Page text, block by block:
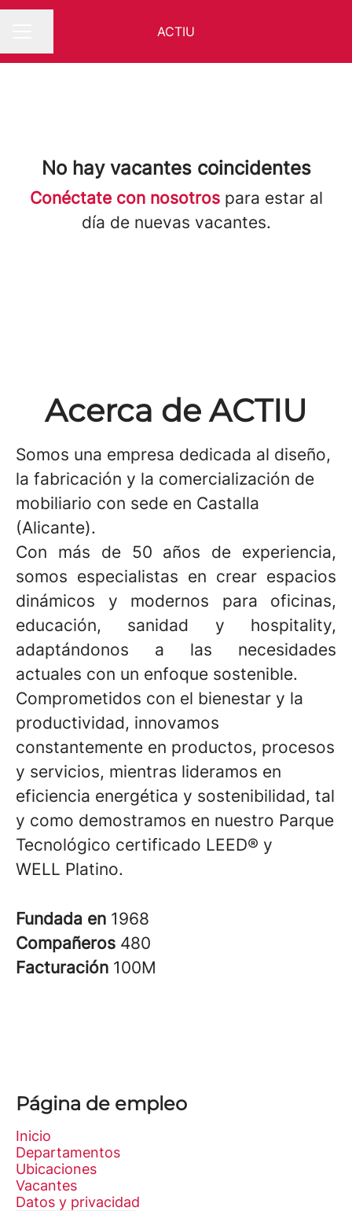
ACTIU
No hay vacantes coincidentes
Conéctate con nosotrospara estar al
día de nuevas vacantes.
Acerca de ACTIU
Somos una empresa dedicada al diseño,
la fabricación y la comercialización de
mobiliario con sede en Castalla
(Alicante).
Con más de 50 años de experiencia,
somos especialistas en crear espacios
dinámicos y modernos para oficinas,
educación, sanidad y hospitality,
adaptándonos a las necesidades
actuales con un enfoque sostenible.
Comprometidos con el bienestar y la
productividad, innovamos
constantemente en productos, procesos
y servicios, mientras lideramos en
eficiencia energética y sostenibilidad, tal
y como demostramos en nuestro Parque
Tecnológico certificado LEED® y
WELL Platino.
Fundada en 1968
Compañeros 480
Facturación 100M
Página de empleo
Inicio
Departamentos
Ubicaciones
Vacantes
Datos y privacidad